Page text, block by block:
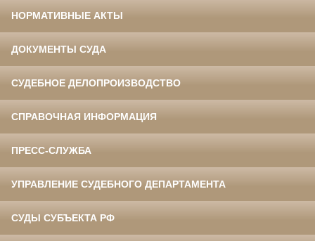
НОРМАТИВНЫЕ АКТЫ
ДОКУМЕНТЫ СУДА
СУДЕБНОЕ ДЕЛОПРОИЗВОДСТВО
СПРАВОЧНАЯ ИНФОРМАЦИЯ
ПРЕСС-СЛУЖБА
УПРАВЛЕНИЕ СУДЕБНОГО ДЕПАРТАМЕНТА
СУДЫ СУБЪЕКТА РФ